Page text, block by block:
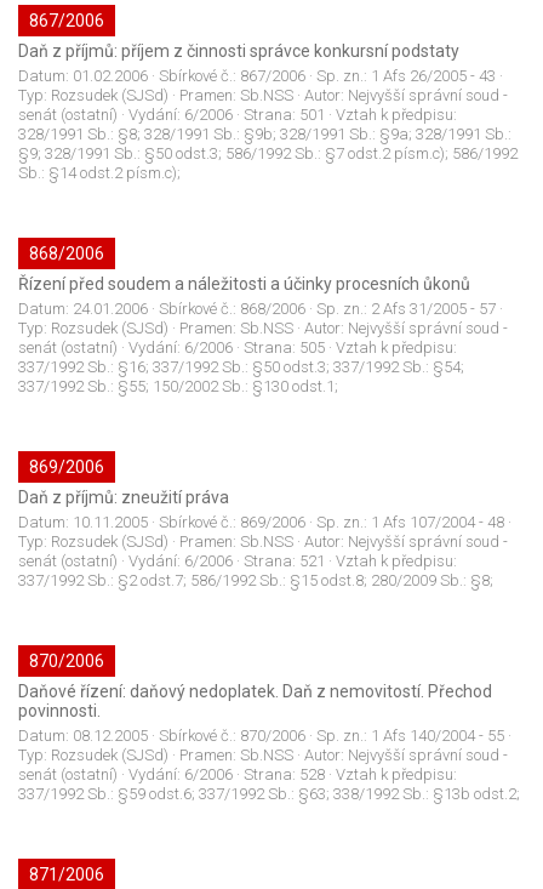
867/2006
Daň z příjmů: příjem z činnosti správce konkursní podstaty
Datum: 01.02.2006 · Sbírkové č.: 867/2006 · Sp. zn.: 1 Afs 26/2005 - 43 ·
Typ: Rozsudek (SJSd) · Pramen: Sb.NSS · Autor: Nejvyšší správní soud -
senát (ostatní) · Vydání: 6/2006 · Strana: 501 · Vztah k předpisu:
328/1991 Sb.: §8; 328/1991 Sb.: §9b; 328/1991 Sb.: §9a; 328/1991 Sb.:
§9; 328/1991 Sb.: §50 odst.3; 586/1992 Sb.: §7 odst.2 písm.c); 586/1992
Sb.: §14 odst.2 písm.c);
868/2006
Řízení před soudem a náležitosti a účinky procesních ůkonů
Datum: 24.01.2006 · Sbírkové č.: 868/2006 · Sp. zn.: 2 Afs 31/2005 - 57 ·
Typ: Rozsudek (SJSd) · Pramen: Sb.NSS · Autor: Nejvyšší správní soud -
senát (ostatní) · Vydání: 6/2006 · Strana: 505 · Vztah k předpisu:
337/1992 Sb.: §16; 337/1992 Sb.: §50 odst.3; 337/1992 Sb.: §54;
337/1992 Sb.: §55; 150/2002 Sb.: §130 odst.1;
869/2006
Daň z příjmů: zneužití práva
Datum: 10.11.2005 · Sbírkové č.: 869/2006 · Sp. zn.: 1 Afs 107/2004 - 48 ·
Typ: Rozsudek (SJSd) · Pramen: Sb.NSS · Autor: Nejvyšší správní soud -
senát (ostatní) · Vydání: 6/2006 · Strana: 521 · Vztah k předpisu:
337/1992 Sb.: §2 odst.7; 586/1992 Sb.: §15 odst.8; 280/2009 Sb.: §8;
870/2006
Daňové řízení: daňový nedoplatek. Daň z nemovitostí. Přechod
povinnosti.
Datum: 08.12.2005 · Sbírkové č.: 870/2006 · Sp. zn.: 1 Afs 140/2004 - 55 ·
Typ: Rozsudek (SJSd) · Pramen: Sb.NSS · Autor: Nejvyšší správní soud -
senát (ostatní) · Vydání: 6/2006 · Strana: 528 · Vztah k předpisu:
337/1992 Sb.: §59 odst.6; 337/1992 Sb.: §63; 338/1992 Sb.: §13b odst.2;
871/2006